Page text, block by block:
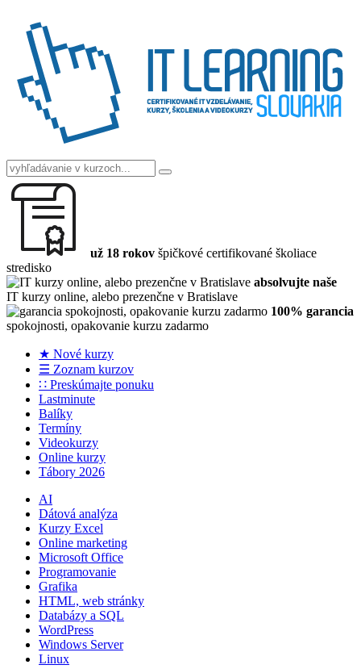
už 18 rokov špičkové certifikované školiace
stredisko
absolvujte naše
IT kurzy online, alebo prezenčne v Bratislave
100% garancia
spokojnosti, opakovanie kurzu zadarmo
★ Nové kurzy
☰ Zoznam kurzov
∷ Preskúmajte ponuku
Lastminute
Balíky
Termíny
Videokurzy
Online kurzy
Tábory 2026
AI
Dátová analýza
Kurzy Excel
Online marketing
Microsoft Office
Programovanie
Grafika
HTML, web stránky
Databázy a SQL
WordPress
Windows Server
Linux